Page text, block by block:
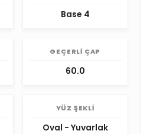
Base 4
GEÇERLI ÇAP
60.0
YÜZ ŞEKLI
Oval - Yuvarlak